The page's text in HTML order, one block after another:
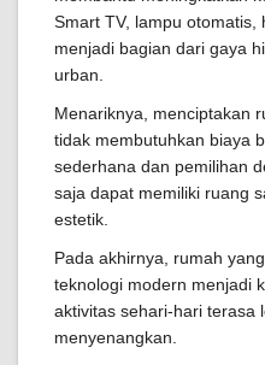
Smart TV, lampu
menjadi bagian dari gaya
urban.
Menariknya, menciptakan
tidak membutuhkan biaya
sederhana dan pemilihan
saja dapat memiliki ruang
estetik.
Pada akhirnya, rumah
teknologi modern menjadi
aktivitas sehari-hari terasa
menyenangkan.